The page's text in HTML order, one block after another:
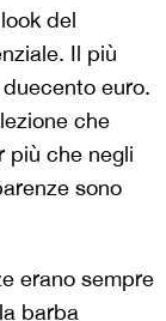
del
Il più
euro.
che
più che negli
sono
erano sempre
barba